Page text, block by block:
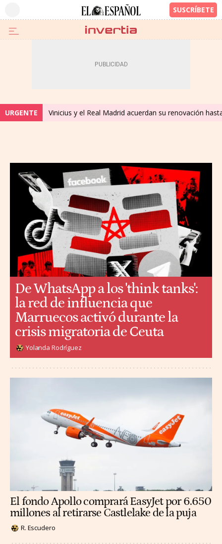
URGENTE Vinicius y el Real Madrid acuerdan su renovación
El fondo Apollo comprará EasyJet por 6.650
millones al retirarse Castlelake de la puja
R. Escudero
De WhatsApp a los 'think tanks':
la red de influencia que
Marruecos activó durante la
crisis migratoria de Ceuta
Yolanda Rodríguez